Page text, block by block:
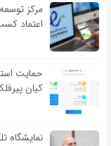
مرکز
اعتماد
حمایت
کیان
نمایشگاه